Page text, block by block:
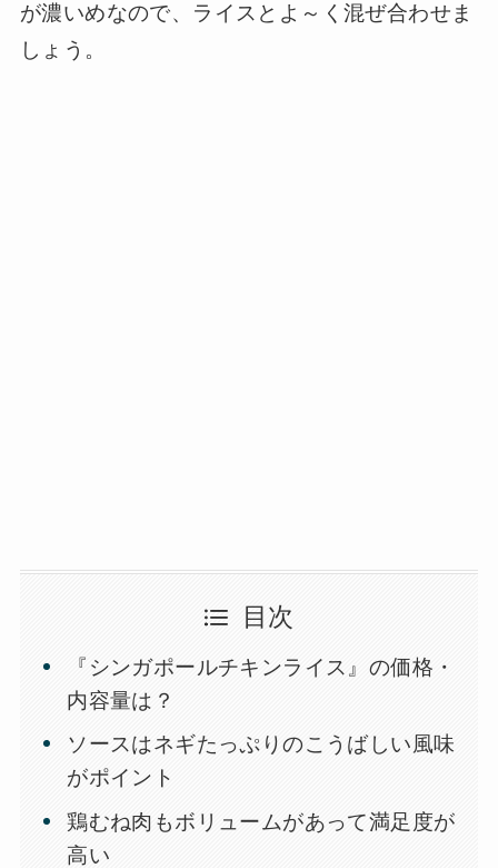
が濃いめなので、ライスとよ～く混ぜ合わせま
しょう。
目次
『シンガポールチキンライス』の価格・
内容量は？
ソースはネギたっぷりのこうばしい風味
がポイント
鶏むね肉もボリュームがあって満足度が
高い